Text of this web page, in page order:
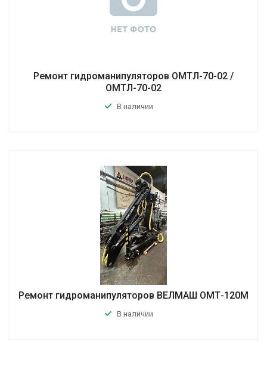
Ремонт гидроманипуляторов ОМТЛ-70-02 /
ОМТЛ-70-02
В наличии
Ремонт гидроманипуляторов ВЕЛМАШ ОМТ-120М
В наличии